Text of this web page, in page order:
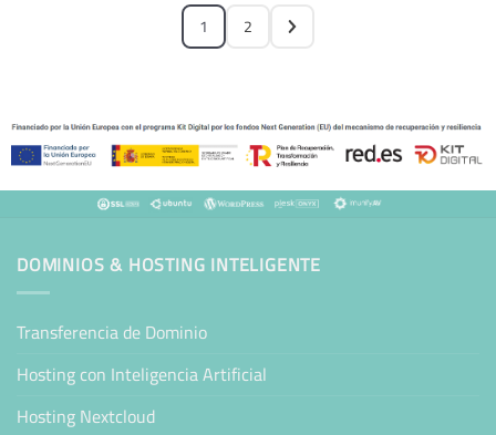
1 2
DOMINIOS & HOSTING INTELIGENTE
Transferencia de Dominio
Hosting con Inteligencia Artificial
Hosting Nextcloud